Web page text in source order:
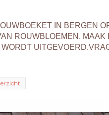
IN BERGEN
ROUWBLOEMEN.